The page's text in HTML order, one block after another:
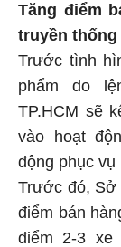
Tăng điểm
truyền thống
Trước tình
phẩm do
TP.HCM sẽ
vào hoạt
động phục vụ
Trước đó,
điểm bán
điểm 2-3 xe